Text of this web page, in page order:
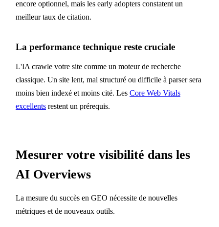
encore optionnel, mais les early adopters constatent un
meilleur taux de citation.
La performance technique reste cruciale
L'IA crawle votre site comme un moteur de recherche
classique. Un site lent, mal structuré ou difficile à parser sera
moins bien indexé et moins cité. Les Core Web Vitals
excellents restent un prérequis.
Mesurer votre visibilité dans les
AI Overviews
La mesure du succès en GEO nécessite de nouvelles
métriques et de nouveaux outils.